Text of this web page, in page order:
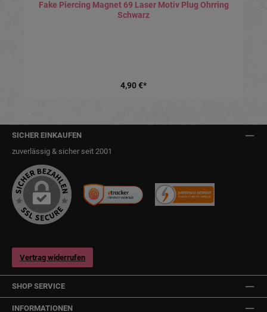
Fake Piercing Magnet 69 Laser Motiv Plug Ohrring
Schwarz
4,90 €*
SICHER EINKAUFEN
zuverlässig & sicher seit 2001
Vertrag widerrufen
SHOP SERVICE
INFORMATIONEN